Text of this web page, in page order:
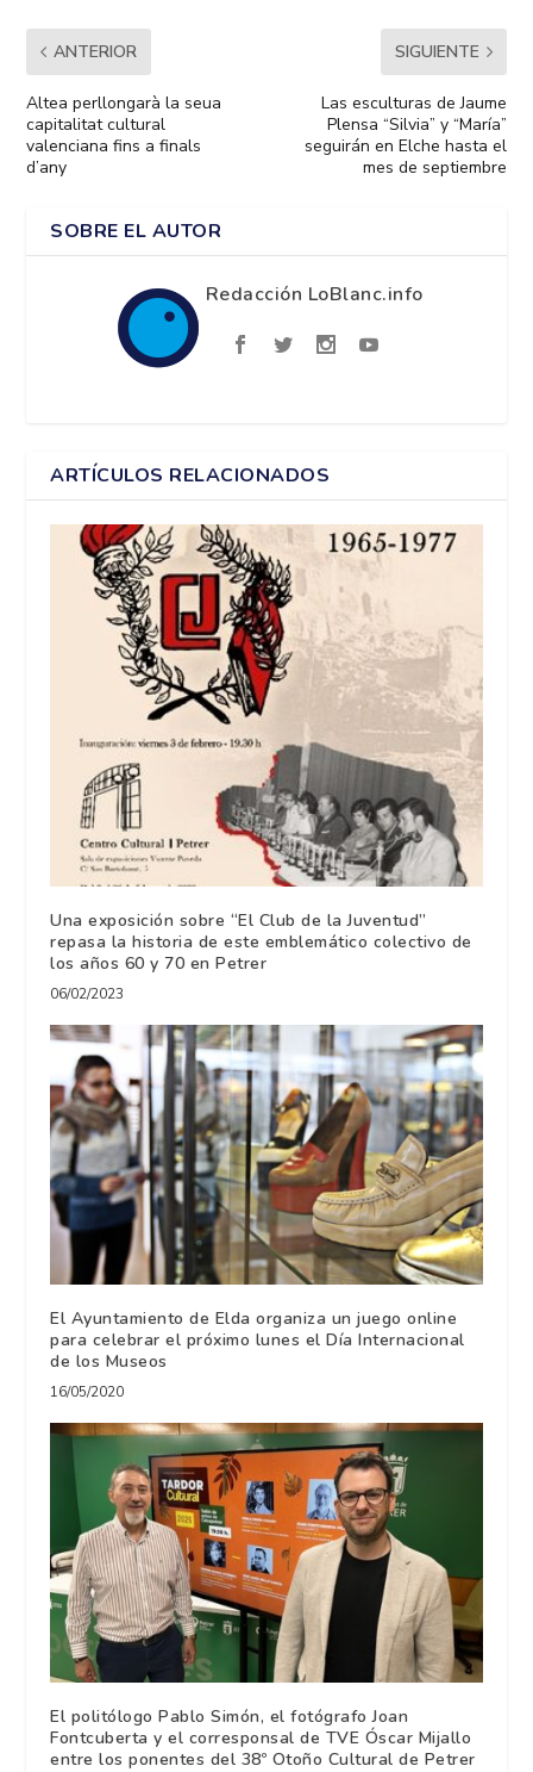
ANTERIOR
Altea perllongarà la seua
capitalitat cultural
valenciana fins a finals
d’any
SIGUIENTE
Las esculturas de Jaume
Plensa “Silvia” y “María”
seguirán en Elche hasta el
mes de septiembre
SOBRE EL AUTOR
Redacción LoBlanc.info
ARTÍCULOS RELACIONADOS
Una exposición sobre “El Club de la Juventud”
repasa la historia de este emblemático colectivo de
los años 60 y 70 en Petrer
06/02/2023
El Ayuntamiento de Elda organiza un juego online
para celebrar el próximo lunes el Día Internacional
de los Museos
16/05/2020
El politólogo Pablo Simón, el fotógrafo Joan
Fontcuberta y el corresponsal de TVE Óscar Mijallo
entre los ponentes del 38º Otoño Cultural de Petrer